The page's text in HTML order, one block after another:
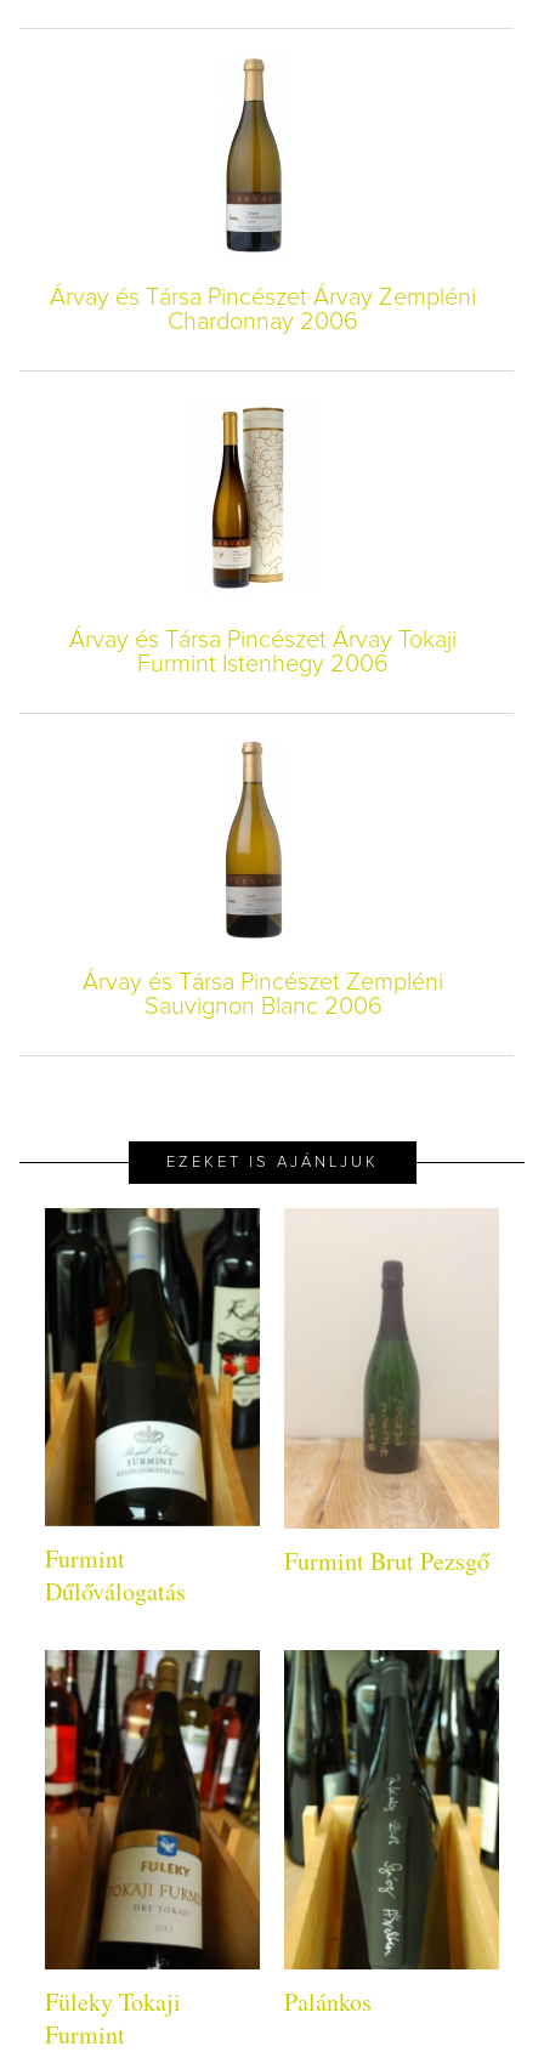
Árvay és Társa Pincészet Árvay Zempléni
Chardonnay 2006
Árvay és Társa Pincészet Árvay Tokaji
Furmint Istenhegy 2006
Árvay és Társa Pincészet Zempléni
Sauvignon Blanc 2006
EZEKET IS AJÁNLJUK
Furmint
Dűlőválogatás
Furmint Brut Pezsgő
Füleky Tokaji
Furmint
Palánkos